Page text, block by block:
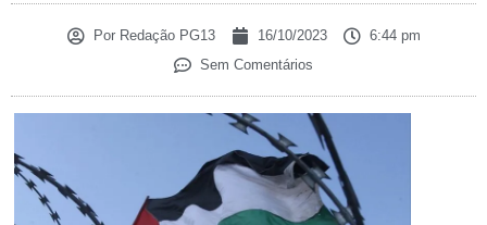
PorRedação PG13 16/10/2023
6:44 pm
Sem Comentários